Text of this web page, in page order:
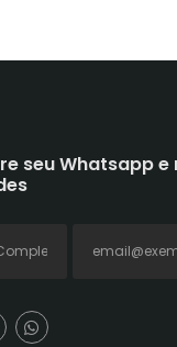
seu Whatsapp e